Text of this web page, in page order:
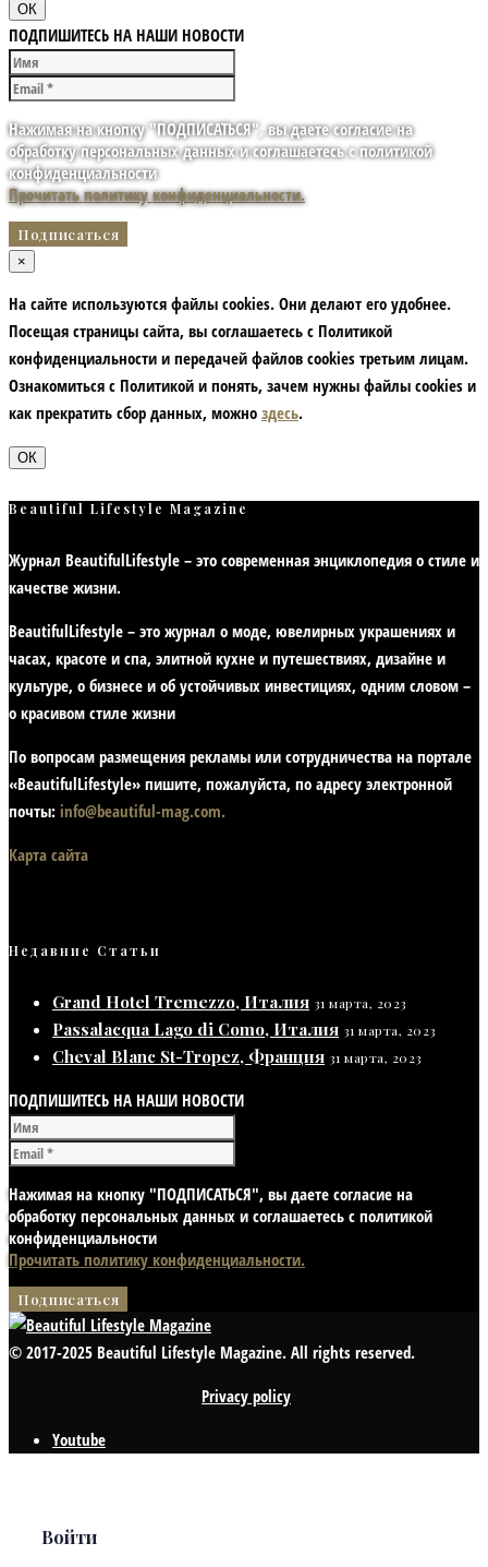
ОК
ПОДПИШИТЕСЬ НА НАШИ НОВОСТИ
Нажимая на кнопку "ПОДПИСАТЬСЯ", вы даете согласие на
обработку персональных данных и соглашаетесь с политикой
конфиденциальности
Прочитать политику конфиденциальности.
×
На сайте используются файлы cookies. Они делают его удобнее.
Посещая страницы сайта, вы соглашаетесь с Политикой
конфиденциальности и передачей файлов cookies третьим лицам.
Ознакомиться с Политикой и понять, зачем нужны файлы сookies и
как прекратить сбор данных, можно здесь.
ОК
Beautiful Lifestyle Magazine
Журнал BeautifulLifestyle – это современная энциклопедия о стиле и
качестве жизни.
BeautifulLifestyle – это журнал о моде, ювелирных украшениях и
часах, красоте и спа, элитной кухне и путешествиях, дизайне и
культуре, о бизнесе и об устойчивых инвестициях, одним словом –
о красивом стиле жизни
По вопросам размещения рекламы или сотрудничества на портале
«BeautifulLifestyle» пишите, пожалуйста, по адресу электронной
почты: info@beautiful-mag.com.
Карта сайта
Недавние Статьи
Grand Hotel Tremezzo, Италия 31 марта, 2023
Passalacqua Lago di Como, Италия 31 марта, 2023
Cheval Blanc St-Tropez, Франция 31 марта, 2023
ПОДПИШИТЕСЬ НА НАШИ НОВОСТИ
Нажимая на кнопку "ПОДПИСАТЬСЯ", вы даете согласие на
обработку персональных данных и соглашаетесь с политикой
конфиденциальности
Прочитать политику конфиденциальности.
© 2017-2025 Beautiful Lifestyle Magazine. All rights reserved.
Privacy policy
Youtube
Войти